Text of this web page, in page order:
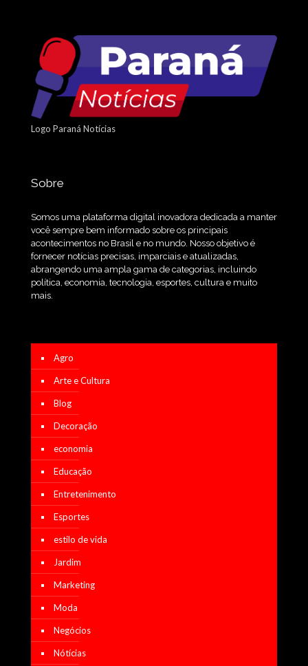
Logo Paraná Notícias
Sobre
Somos uma plataforma digital inovadora dedicada a manter
você sempre bem informado sobre os principais
acontecimentos no Brasil e no mundo. Nosso objetivo é
fornecer notícias precisas, imparciais e atualizadas,
abrangendo uma ampla gama de categorias, incluindo
política, economia, tecnologia, esportes, cultura e muito
mais.
Agro
Arte e Cultura
Blog
Decoração
economia
Educação
Entretenimento
Esportes
estilo de vida
Jardim
Marketing
Moda
Negócios
Nótícias